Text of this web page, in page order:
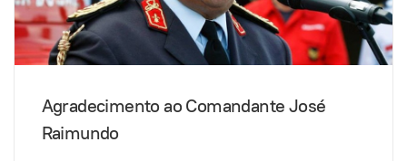
Agradecimento ao Comandante José
Raimundo